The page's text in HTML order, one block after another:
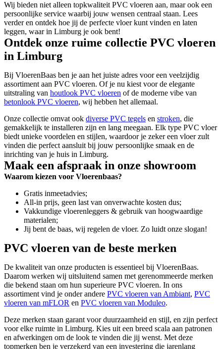
Wij bieden niet alleen topkwaliteit PVC vloeren aan, maar ook een
persoonlijke service waarbij jouw wensen centraal staan. Lees
verder en ontdek hoe jij de perfecte vloer kunt vinden en laten
leggen, waar in Limburg je ook bent!
Ontdek onze ruime collectie PVC vloeren
in Limburg
Bij VloerenBaas ben je aan het juiste adres voor een veelzijdig
assortiment aan PVC vloeren. Of je nu kiest voor de elegante
uitstraling van houtlook PVC vloeren of de moderne vibe van
betonlook PVC vloeren, wij hebben het allemaal.
Onze collectie omvat ook diverse PVC tegels en stroken, die
gemakkelijk te installeren zijn en lang meegaan. Elk type PVC vloer
biedt unieke voordelen en stijlen, waardoor je zeker een vloer zult
vinden die perfect aansluit bij jouw persoonlijke smaak en de
inrichting van je huis in Limburg.
Maak een afspraak in onze showroom
Waarom kiezen voor Vloerenbaas?
Gratis inmeetadvies;
All-in prijs, geen last van onverwachte kosten dus;
Vakkundige vloerenleggers & gebruik van hoogwaardige
materialen;
Jij bent de baas, wij regelen de vloer. Zo luidt onze slogan!
PVC vloeren van de beste merken
De kwaliteit van onze producten is essentieel bij VloerenBaas.
Daarom werken wij uitsluitend samen met gerenommeerde merken
die bekend staan om hun superieure PVC vloeren. In ons
assortiment vind je onder andere PVC vloeren van Ambiant, PVC
vloeren van mFLOR en PVC vloeren van Moduleo.
Deze merken staan garant voor duurzaamheid en stijl, en zijn perfect
voor elke ruimte in Limburg. Kies uit een breed scala aan patronen
en afwerkingen om de look te vinden die jij wenst. Met deze
topmerken ben je verzekerd van een investering die jarenlang